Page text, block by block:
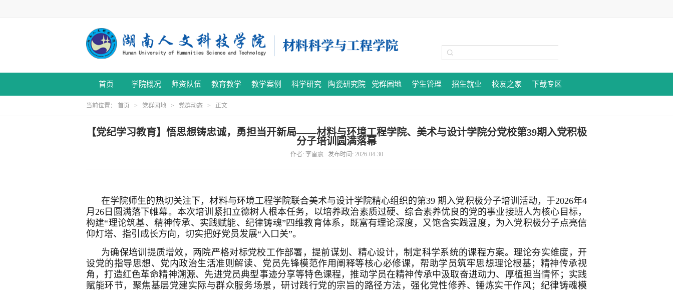
首页 学院概况 师资队伍 教育教学 教学案例 科学研究 陶瓷研究院 党群园地 学生管理 招生就业 校友之家 下载专区
当前位置： 首页 > 党群园地 > 党群动态 > 正文
【党纪学习教育】悟思想铸忠诚，勇担当开新局——材料与环境工程学院、美术与设计学院分党校第39期入党积极
分子培训圆满落幕
作者: 李雷震 发布时间: 2026-04-30
在学院师生的热切关注下，材料与环境工程学院联合美术与设计学院精心组织的第39 期入党积极分子培训活动，于2026年4
月26日圆满落下帷幕。本次培训紧扣立德树人根本任务，以培养政治素质过硬、综合素养优良的党的事业接班人为核心目标，
构建“理论筑基、精神传承、实践赋能、纪律铸魂”四维教育体系，既富有理论深度，又饱含实践温度，为入党积极分子点亮信
仰灯塔、指引成长方向，切实把好党员发展“入口关”。
为确保培训提质增效，两院严格对标党校工作部署，提前谋划、精心设计，制定科学系统的课程方案。理论夯实维度，开
设党的指导思想、党内政治生活准则解读、党员先锋模范作用阐释等核心必修课，帮助学员筑牢思想理论根基；精神传承视
角，打造红色革命精神溯源、先进党员典型事迹分享等特色课程，推动学员在精神传承中汲取奋进动力、厚植担当情怀；实践
赋能环节，聚焦基层党建实际与群众服务场景，研讨践行党的宗旨的路径方法，强化党性修养、锤炼实干作风；纪律铸魂模